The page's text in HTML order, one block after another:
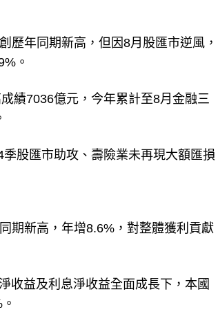
歷年同期新高，但因8月股匯市逆風，
。
績7036億元，今年累計至8月金融三
股匯市助攻、壽險業未再現大額匯損
期新高，年增8.6%，對整體獲利貢獻
收益及利息淨收益全面成長下，本國